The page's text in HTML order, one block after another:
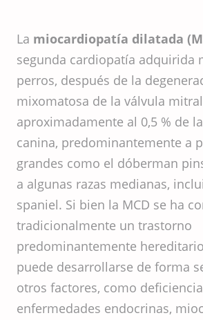
La miocardiopatía dilatada
segunda cardiopatía adquirida
perros, después de la
mixomatosa de la válvula
aproximadamente al 0,5 % de
canina, predominantemente a
grandes como el dóberman
a algunas razas medianas,
spaniel. Si bien la MCD se ha
tradicionalmente un trastorno
predominantemente
puede desarrollarse de forma
otros factores, como
enfermedades endocrinas,